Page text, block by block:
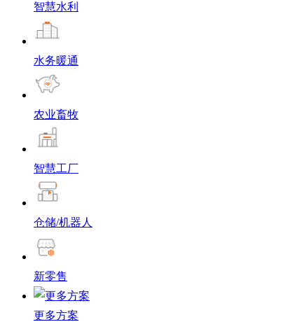
智慧水利
水务暖通
农业畜牧
智慧工厂
仓储/机器人
新零售
更多方案